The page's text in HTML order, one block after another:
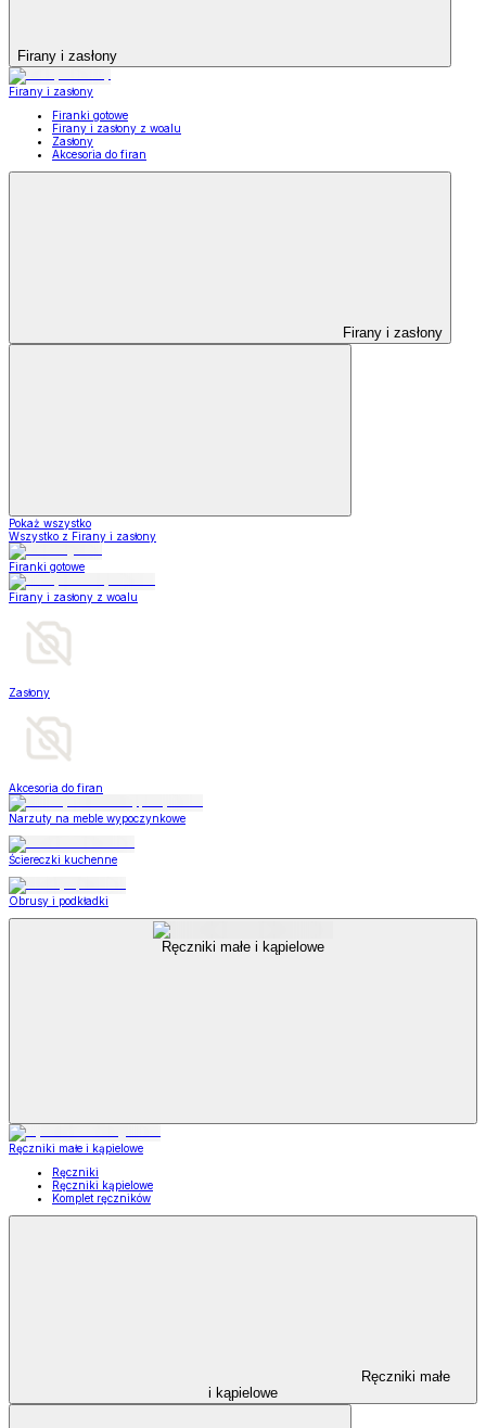
Firany i zasłony
Firany i zasłony
Firanki gotowe
Firany i zasłony z woalu
Zasłony
Akcesoria do firan
Firany i zasłony
Pokaż wszystko
Wszystko z Firany i zasłony
Firanki gotowe
Firany i zasłony z woalu
Zasłony
Akcesoria do firan
Narzuty na meble wypoczynkowe
Ściereczki kuchenne
Obrusy i podkładki
Ręczniki małe i kąpielowe
Ręczniki małe i kąpielowe
Ręczniki
Ręczniki kąpielowe
Komplet ręczników
Ręczniki małe
i kąpielowe